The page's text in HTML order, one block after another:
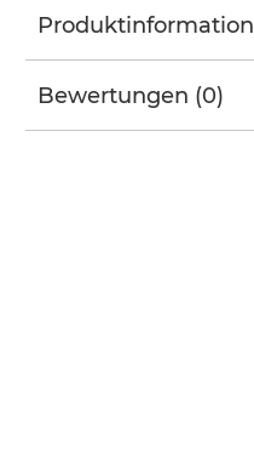
Produktinformation
Bewertungen (0)